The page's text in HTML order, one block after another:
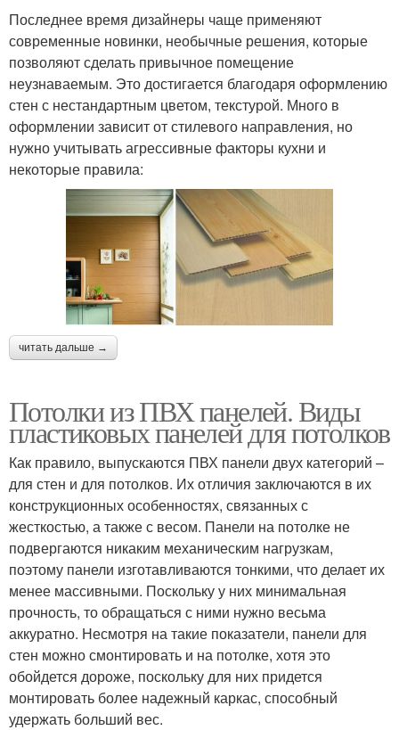
Последнее время дизайнеры чаще применяют
современные новинки, необычные решения, которые
позволяют сделать привычное помещение
неузнаваемым. Это достигается благодаря оформлению
стен с нестандартным цветом, текстурой. Много в
оформлении зависит от стилевого направления, но
нужно учитывать агрессивные факторы кухни и
некоторые правила:
читать дальше →
Потолки из ПВХ панелей. Виды
пластиковых панелей для потолков
Как правило, выпускаются ПВХ панели двух категорий –
для стен и для потолков. Их отличия заключаются в их
конструкционных особенностях, связанных с
жесткостью, а также с весом. Панели на потолке не
подвергаются никаким механическим нагрузкам,
поэтому панели изготавливаются тонкими, что делает их
менее массивными. Поскольку у них минимальная
прочность, то обращаться с ними нужно весьма
аккуратно. Несмотря на такие показатели, панели для
стен можно смонтировать и на потолке, хотя это
обойдется дороже, поскольку для них придется
монтировать более надежный каркас, способный
удержать больший вес.